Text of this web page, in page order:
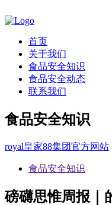
首页
关于我们
食品安全知识
食品安全动态
联系我们
食品安全知识
royal皇家88集团官方网站
食品安全知识
磅礴思惟周报｜